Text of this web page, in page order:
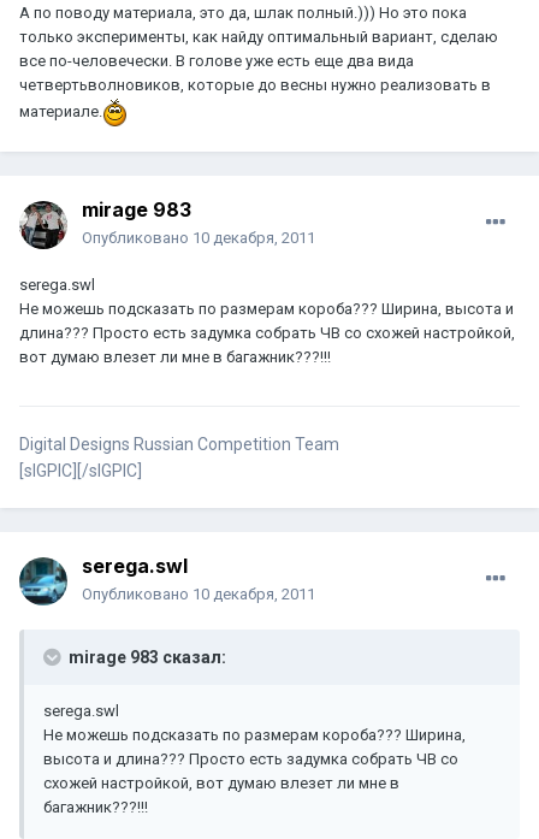
А по поводу материала, это да, шлак полный.))) Но это пока
только эксперименты, как найду оптимальный вариант, сделаю
все по-человечески. В голове уже есть еще два вида
четвертьволновиков, которые до весны нужно реализовать в
материале.
mirage 983
Опубликовано 10 декабря, 2011
serega.swl
Не можешь подсказать по размерам короба??? Ширина, высота и
длина??? Просто есть задумка собрать ЧВ со схожей настройкой,
вот думаю влезет ли мне в багажник???!!!
Digital Designs Russian Competition Team
[sIGPIC][/sIGPIC]
serega.swl
Опубликовано 10 декабря, 2011
mirage 983 сказал:
serega.swl
Не можешь подсказать по размерам короба??? Ширина,
высота и длина??? Просто есть задумка собрать ЧВ со
схожей настройкой, вот думаю влезет ли мне в
багажник???!!!